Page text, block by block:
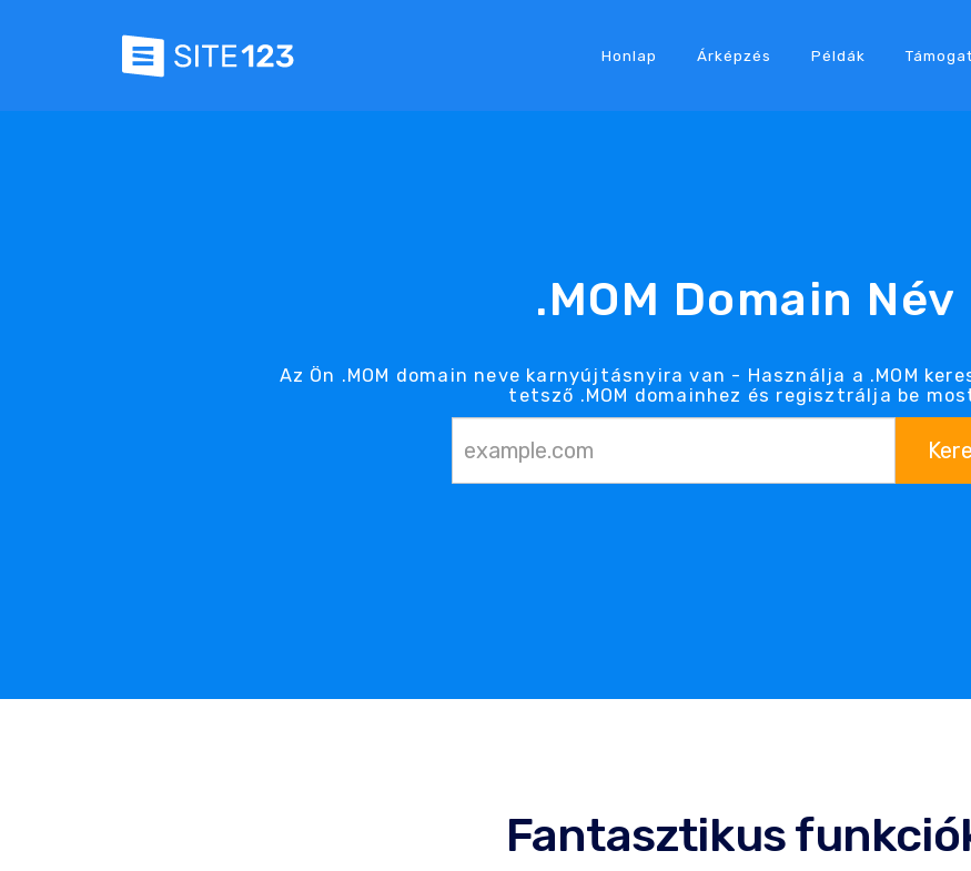
Honlap Árképzés Példák
.MOM Domain Név
Az Ön .MOM domain neve karnyújtásnyira van - Használja a .MOM
tetsző .MOM domainhez és regisztrálja be
Fantasztikus